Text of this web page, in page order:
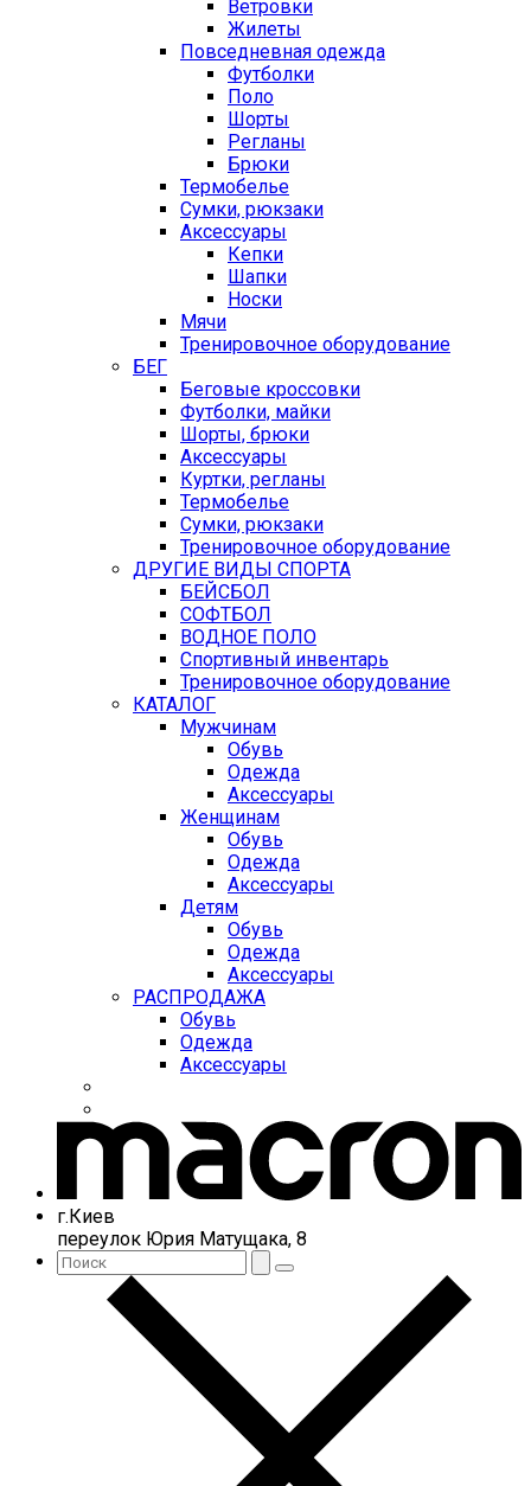
Ветровки
Жилеты
Повседневная одежда
Футболки
Поло
Шорты
Регланы
Брюки
Термобелье
Сумки, рюкзаки
Аксессуары
Кепки
Шапки
Носки
Мячи
Тренировочное оборудование
БЕГ
Беговые кроссовки
Футболки, майки
Шорты, брюки
Аксессуары
Куртки, регланы
Термобелье
Сумки, рюкзаки
Тренировочное оборудование
ДРУГИЕ ВИДЫ СПОРТА
БЕЙСБОЛ
СОФТБОЛ
ВОДНОЕ ПОЛО
Спортивный инвентарь
Тренировочное оборудование
КАТАЛОГ
Мужчинам
Обувь
Одежда
Аксессуары
Женщинам
Обувь
Одежда
Аксессуары
Детям
Обувь
Одежда
Аксессуары
РАСПРОДАЖА
Обувь
Одежда
Аксессуары
г.Киев
переулок Юрия Матущака, 8